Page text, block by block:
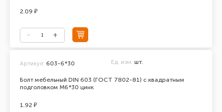
2.09 ₽
Болт мебельный DIN 603 (ГОСТ 7802-81) с квадратным
подголовком М6*30 цинк
Артикул: 603-6*30 Ед. изм. шт.
1.92 ₽